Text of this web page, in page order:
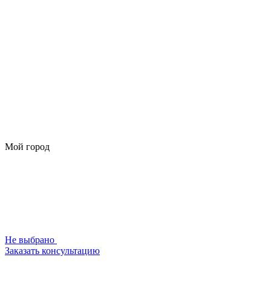
Мой город
Не выбрано
Заказать консультацию